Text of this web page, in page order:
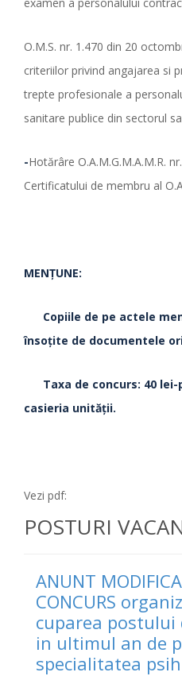
O.M.S. nr. 1.470 din 20
criteriilor privind angajarea si
trepte profesionale a
sanitare publice din sectorul
-Hotărâre O.A.M.G.M.A.M.R.
Certificatului de membru al
MENŢUNE:
Copiile de pe actele
însoţite de documentele
Taxa de concurs: 40 lei-
casieria unităţii.
Vezi pdf:
POSTURI
ANUNT
CONCURS
cuparea
in ultimul an de
specialitatea